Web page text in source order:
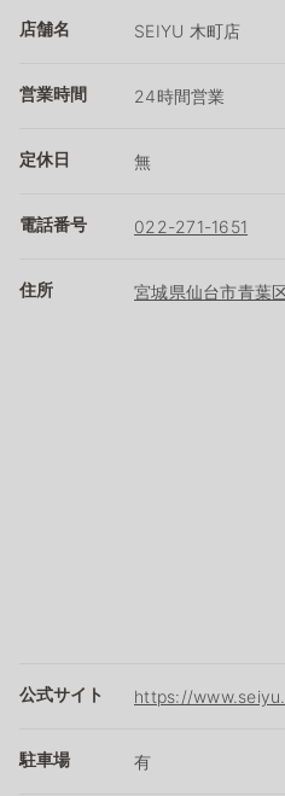
店舗名 SEIYU 木町店
営業時間 24時間営業
定休日 無
電話番号 022-271-1651
住所 宮城県仙台市青葉
公式サイト https://
駐車場 有